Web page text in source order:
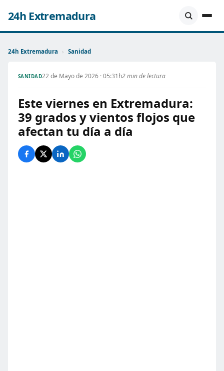
24h Extremadura
24h Extremadura › Sanidad
SANIDAD22 de Mayo de 2026 · 05:31h2 min de lectura
Este viernes en Extremadura:
39 grados y vientos flojos que
afectan tu día a día